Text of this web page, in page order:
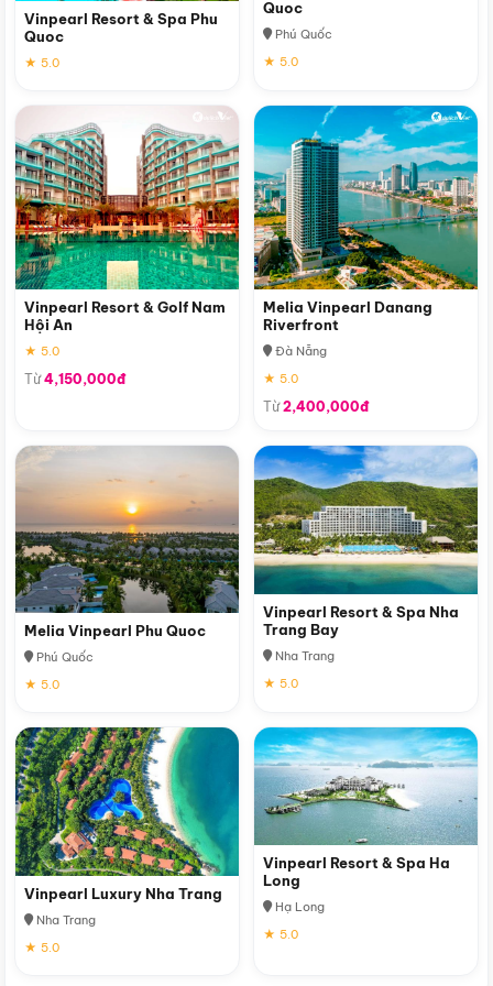
Vinpearl Resort & Spa Phu
Quoc
★ 5.0
Quoc
Phú Quốc
★ 5.0
Vinpearl Resort & Golf Nam
Hội An
★ 5.0
Từ4,150,000đ
Melia Vinpearl Danang
Riverfront
Đà Nẵng
★ 5.0
Từ2,400,000đ
Melia Vinpearl Phu Quoc
Phú Quốc
★ 5.0
Vinpearl Resort & Spa Nha
Trang Bay
Nha Trang
★ 5.0
Vinpearl Luxury Nha Trang
Nha Trang
★ 5.0
Vinpearl Resort & Spa Ha
Long
Hạ Long
★ 5.0